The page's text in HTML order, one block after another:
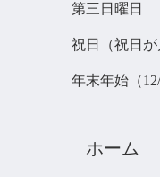
第三日曜日
祝日（祝日が
年末年始（12/
ホーム